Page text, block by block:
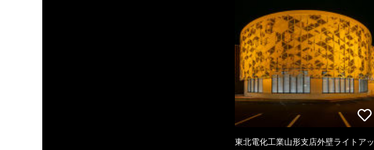
東北電化工業山形支店外壁ライトアッ